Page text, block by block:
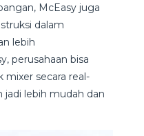
McEasy juga
dalam
lebih
perusahaan bisa
secara real-
lebih mudah dan